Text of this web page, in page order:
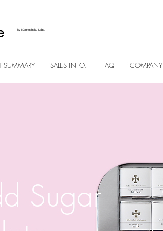
​by Kenkoshoku Labo.
SUMMARY SALES INFO. FAQ COMPANY
Sugar